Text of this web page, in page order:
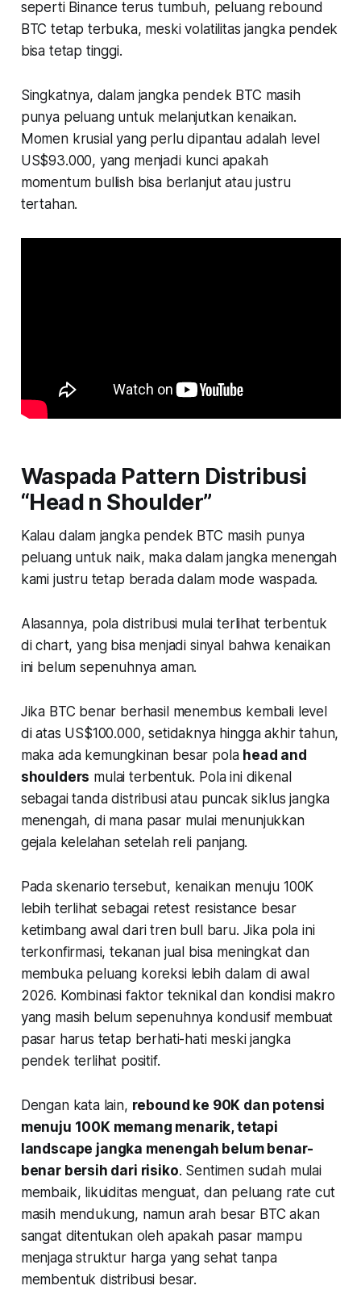
seperti Binance terus tumbuh, peluang rebound
BTC tetap terbuka, meski volatilitas jangka pendek
bisa tetap tinggi.
Singkatnya, dalam jangka pendek BTC masih
punya peluang untuk melanjutkan kenaikan.
Momen krusial yang perlu dipantau adalah level
US$93.000, yang menjadi kunci apakah
momentum bullish bisa berlanjut atau justru
tertahan.
Waspada Pattern Distribusi
“Head n Shoulder”
Kalau dalam jangka pendek BTC masih punya
peluang untuk naik, maka dalam jangka menengah
kami justru tetap berada dalam mode waspada.
Alasannya, pola distribusi mulai terlihat terbentuk
dichart, yang bisa menjadi sinyal bahwa kenaikan
ini belum sepenuhnya aman.
Jika BTC benar berhasil menembus kembali level
di atas US$100.000, setidaknya hingga akhir tahun,
maka ada kemungkinan besar pola head and
shoulders mulai terbentuk. Pola ini dikenal
sebagai tanda distribusi atau puncak siklus jangka
menengah, di mana pasar mulai menunjukkan
gejala kelelahan setelah reli panjang.
Pada skenario tersebut, kenaikan menuju 100K
lebih terlihat sebagai retest resistance besar
ketimbang awal dari tren bull baru. Jika pola ini
terkonfirmasi, tekanan jual bisa meningkat dan
membuka peluang koreksi lebih dalam di awal
2026. Kombinasi faktor teknikal dan kondisi makro
yang masih belum sepenuhnya kondusif membuat
pasar harus tetap berhati-hati meski jangka
pendek terlihat positif.
Dengan kata lain, rebound ke 90K dan potensi
menuju 100K memang menarik, tetapi
landscape jangka menengah belum benar-
benar bersih dari risiko. Sentimen sudah mulai
membaik, likuiditas menguat, dan peluang rate cut
masih mendukung, namun arah besar BTC akan
sangat ditentukan oleh apakah pasar mampu
menjaga struktur harga yang sehat tanpa
membentuk distribusi besar.